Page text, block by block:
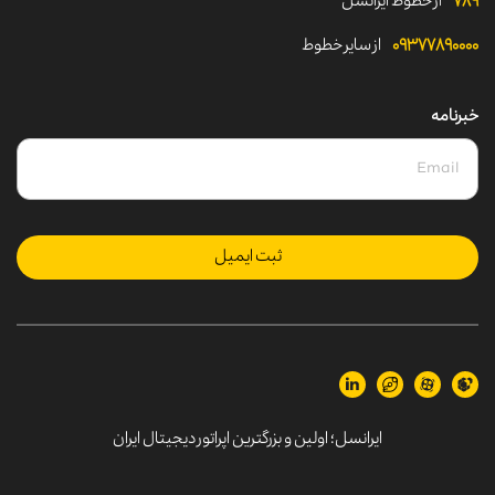
۰۹۳۷۷۸۹۰۰۰۰ از سایر خطوط
خبرنامه
ثبت ایمیل
ایرانسل؛اولین و بزرگترین اپراتور دیجیتال ایران